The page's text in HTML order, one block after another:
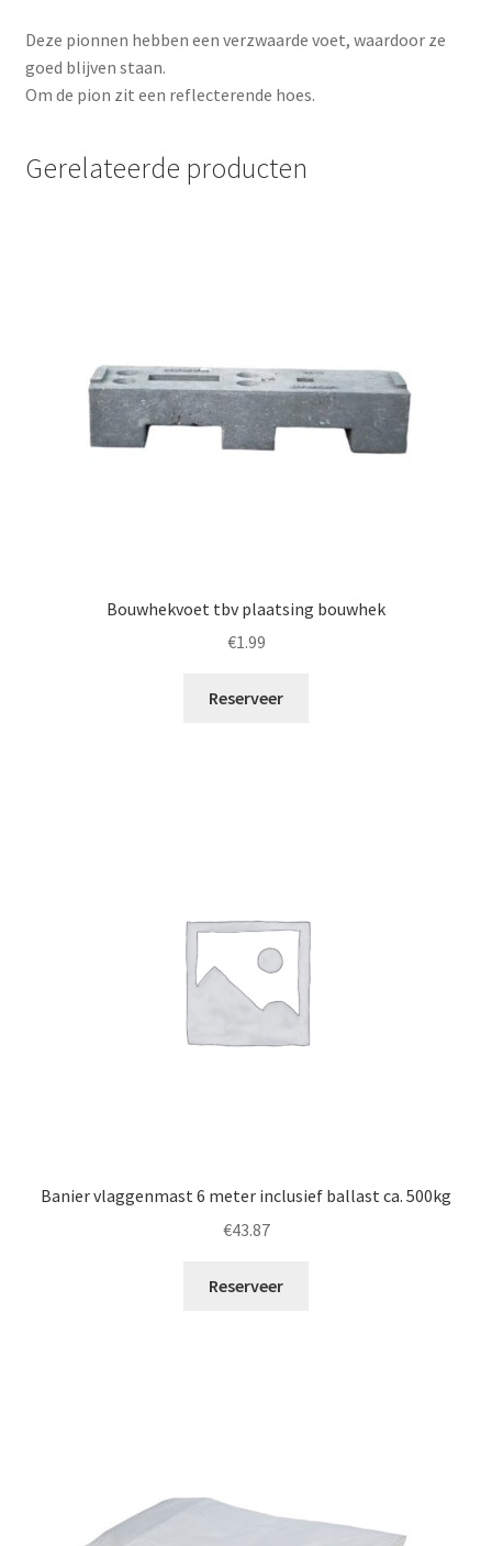
Deze pionnen hebben een verzwaarde voet, waardoor ze
goed blijven staan.
Om de pion zit een reflecterende hoes.
Gerelateerde producten
Bouwhekvoet tbv plaatsing bouwhek
€1.99
Reserveer
Banier vlaggenmast 6 meter inclusief ballast ca. 500kg
€43.87
Reserveer